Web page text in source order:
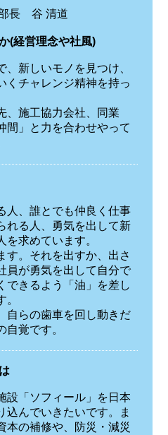
長 谷 清道
(経営理念や社風)
新しいモノを見つけ、
くチャレンジ精神を持っ
、施工協力会社、同業
間」と力を合わせやって
人、誰とでも仲良く仕事
れる人、勇気を出して新
を求めています。
す。それを出すか、出さ
員が勇気を出して自分で
できるよう「油」を差し
自らの歯車を回し動きだ
覚です。
設「ソフィール」を日本
込んでいきたいです。ま
本の補修や、防災・減災